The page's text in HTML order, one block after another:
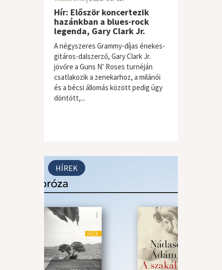
Hír: Először koncertezik
hazánkban a blues-rock
legenda, Gary Clark Jr.
A négyszeres Grammy-díjas énekes-
gitáros-dalszerző, Gary Clark Jr.
jövőre a Guns N’ Roses turnéján
csatlakozik a zenekarhoz, a milánói
és a bécsi állomás között pedig úgy
döntött,...
HÍREK